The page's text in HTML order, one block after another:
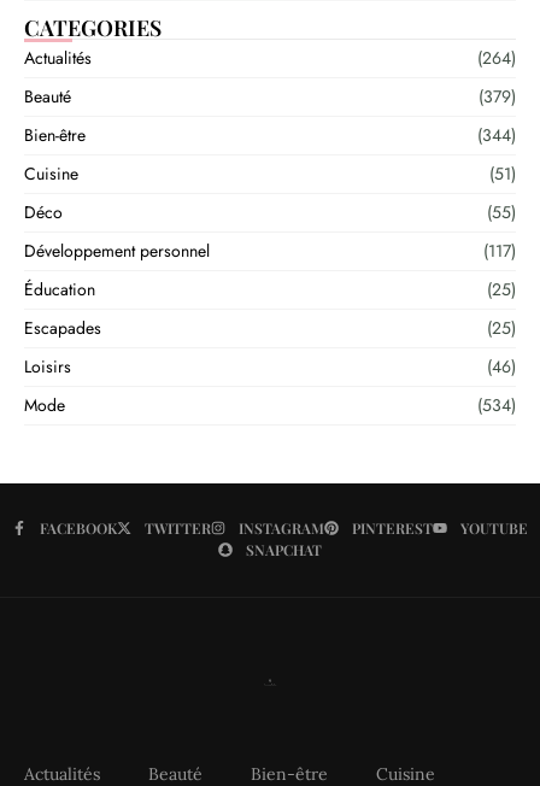
CATEGORIES
Actualités
(264)
Beauté
(379)
Bien-être
(344)
Cuisine
(51)
Déco
(55)
Développement personnel
(117)
Éducation
(25)
Escapades
(25)
Loisirs
(46)
Mode
(534)
FACEBOOK TWITTER INSTAGRAM PINTEREST
YOUTUBE
SNAPCHAT
Actualités Beauté Bien-être Cuisine